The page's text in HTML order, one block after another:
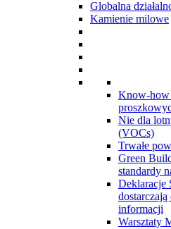
Globalna
Kamienie milowe
Know-how
Nie dla
(VOCs)
Trwałe
Green
standardy
Deklaracje
informacji
Warsztaty